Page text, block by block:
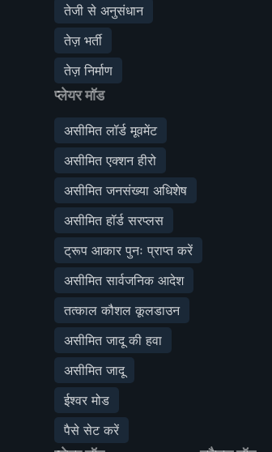
तेजी से अनुसंधान
तेज़ भर्ती
तेज़ निर्माण
प्लेयर मॉड
असीमित लॉर्ड मूवमेंट
असीमित एक्शन हीरो
असीमित जनसंख्या अधिशेष
असीमित हॉर्ड सरप्लस
ट्रूप आकार पुनः प्राप्त करें
असीमित सार्वजनिक आदेश
तत्काल कौशल कूलडाउन
असीमित जादू की हवा
असीमित जादू
ईश्वर मोड
पैसे सेट करें